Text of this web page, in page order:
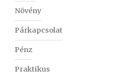
Növény
Párkapcsolat
Pénz
Praktikus